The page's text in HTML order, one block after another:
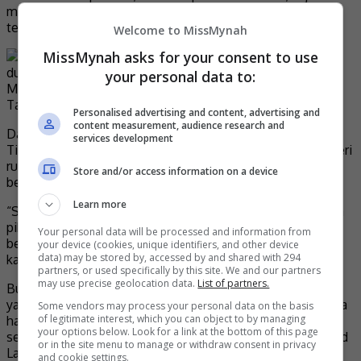
memperlihatkan mereka tiada ilmu berkaitan hal ini,”
tegasnya.
Tangkap layar portal berkenaan
Dalam pada itu, pelakon drama bersiri “Nenek Bongkok
Tiga” berkenaan turut memohon semua pihak agar memberi
ruang serta berhenti menghubungi diri dan keluarganya
berkenaan hal tersebut.
“Saya mewakili pihak keluarga, memohon agar mana-mana
pihak berhenti menghubungi saya dan ahli keluarga untuk
bertanyakan tentang hal ini buat sementara waktu. Terima
kasih kerana memahami,” katanya.
Buat makluman lanjut, Sherie bukanlah selebriti pertama
yang menjadi mangsa berita palsu tentang kematian kerana
hal itu pernah berlaku pada beberapa selebriti tempatan
seperti penyampai radio Suria FM, DJ Lin dan penyanyi Ezad
Lazim.
Welcome to MissMynah
MissMynah asks for your consent to use
your personal data to:
Personalised advertising and content, advertising and
content measurement, audience research and
services development
Store and/or access information on a device
Learn more
Your personal data will be processed and information from
your device (cookies, unique identifiers, and other device
data) may be stored by, accessed by and shared with 294
partners, or used specifically by this site. We and our partners
may use precise geolocation data. List of partners.
Some vendors may process your personal data on the basis
of legitimate interest, which you can object to by managing
your options below. Look for a link at the bottom of this page
or in the site menu to manage or withdraw consent in privacy
and cookie settings.